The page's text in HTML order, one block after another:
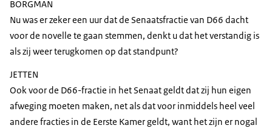
BORGMAN
Nu was er zeker een uur dat de Senaatsfractie van D66 dacht
voor de novelle te gaan stemmen, denkt u dat het verstandig is
als zij weer terugkomen op dat standpunt?
JETTEN
Ook voor de D66-fractie in het Senaat geldt dat zij hun eigen
afweging moeten maken, net als dat voor inmiddels heel veel
andere fracties in de Eerste Kamer geldt, want het zijn er nogal